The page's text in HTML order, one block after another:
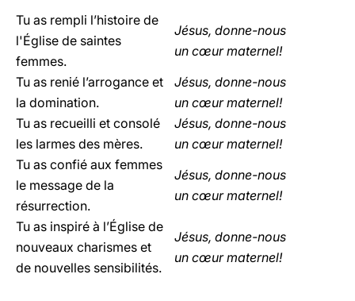
Tu as rempli l’histoire de
l'Église de saintes
femmes.
Jésus, donne-nous
un cœur maternel!
Tu as renié l’arrogance et
la domination.
Jésus, donne-nous
un cœur maternel!
Tu as recueilli et consolé
les larmes des mères.
Jésus, donne-nous
un cœur maternel!
Tu as confié aux femmes
le message de la
résurrection.
Jésus, donne-nous
un cœur maternel!
Tu as inspiré à l’Église de
nouveaux charismes et
de nouvelles sensibilités.
Jésus, donne-nous
un cœur maternel!